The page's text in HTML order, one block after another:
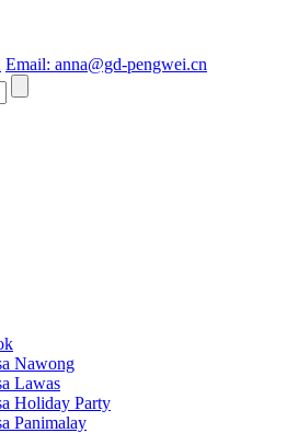
Email: anna@gd-pengwei.cn
Nawong
Lawas
Holiday Party
Panimalay